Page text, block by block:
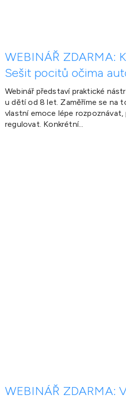
WEBINÁŘ ZDARMA:
Sešit pocitů očima
Webinář představí praktické
u dětí od 8 let. Zaměříme se na
vlastní emoce lépe
regulovat. Konkrétní...
WEBINÁŘ ZDARMA: